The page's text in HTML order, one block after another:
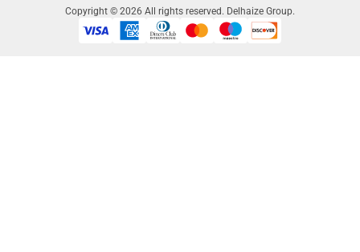
Copyright © 2026 All rights reserved. Delhaize Group.